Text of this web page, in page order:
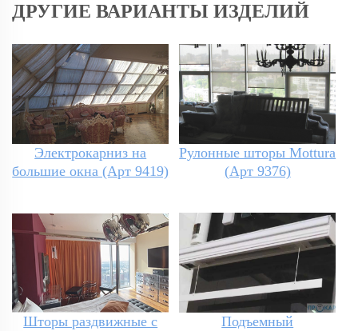
ДРУГИЕ ВАРИАНТЫ ИЗДЕЛИЙ
Электрокарниз на
большие окна (Арт 9419)
Рулонные шторы Mottura
(Арт 9376)
Шторы раздвижные с
Подъемный